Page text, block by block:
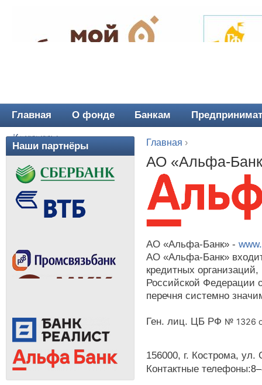
Главная ›
АО «Альфа-
АО «Альфа-Банк» -
АО «Альфа-Банк»
кредитных
Российской Федерации
перечня системно
Ген. лиц. ЦБ РФ № 1326
156000, г. Кострома, ул.
Контактные телефоны:
Главное меню
Главная О фонде Банкам
Контакты
Наши партнёры